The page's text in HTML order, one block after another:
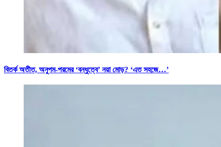
বিতর্ক অতীত, অনুপম-পরমের ‘বন্ধুত্বে’ নয়া মোড়? ‘এত সহজে…’